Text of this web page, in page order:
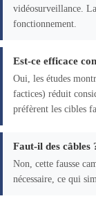
vidéosurveillance.
fonctionnement.
Est-ce efficace
Oui, les études
factices) réduit
préfèrent les cibles
Faut-il des câbles
Non, cette fausse
nécessaire, ce qui